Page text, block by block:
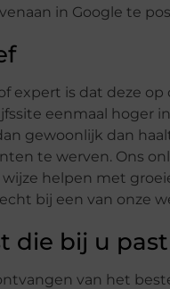
in Google te
expert is dat deze
eenmaal hoger
gewoonlijk dan
te werven. Ons
helpen met
bij een van onze
die bij u past
van het